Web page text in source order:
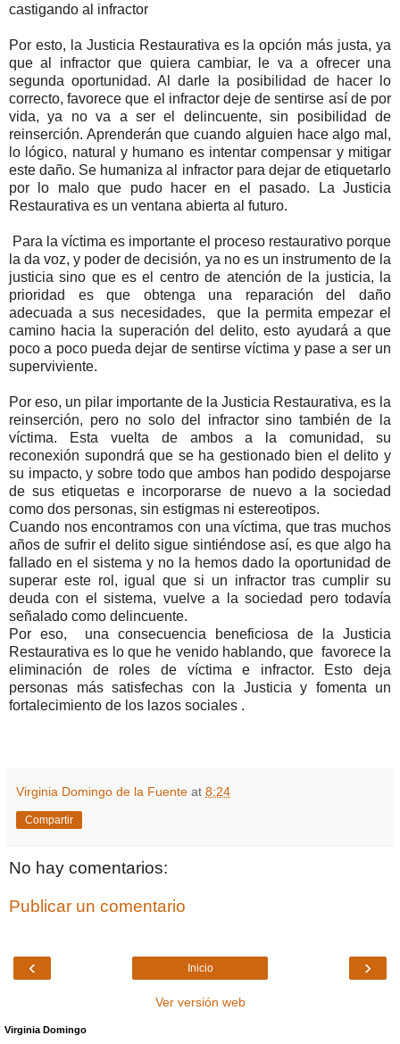
castigando al infractor
Por esto, la Justicia Restaurativa es la opción más justa, ya
que al infractor que quiera cambiar, le va a ofrecer una
segunda oportunidad. Al darle la posibilidad de hacer lo
correcto, favorece que el infractor deje de sentirse así de por
vida, ya no va a ser el delincuente, sin posibilidad de
reinserción. Aprenderán que cuando alguien hace algo mal,
lo lógico, natural y humano es intentar compensar y mitigar
este daño. Se humaniza al infractor para dejar de etiquetarlo
por lo malo que pudo hacer en el pasado. La Justicia
Restaurativa es un ventana abierta al futuro.
Para la víctima es importante el proceso restaurativo porque
la da voz, y poder de decisión, ya no es un instrumento de la
justicia sino que es el centro de atención de la justicia, la
prioridad es que obtenga una reparación del daño
adecuada a sus necesidades, que la permita empezar el
camino hacia la superación del delito, esto ayudará a que
poco a poco pueda dejar de sentirse víctima y pase a ser un
superviviente.
Por eso, un pilar importante de la Justicia Restaurativa, es la
reinserción, pero no solo del infractor sino también de la
víctima. Esta vuelta de ambos a la comunidad, su
reconexión supondrá que se ha gestionado bien el delito y
su impacto, y sobre todo que ambos han podido despojarse
de sus etiquetas e incorporarse de nuevo a la sociedad
como dos personas, sin estigmas ni estereotipos.
Cuando nos encontramos con una víctima, que tras muchos
años de sufrir el delito sigue sintiéndose así, es que algo ha
fallado en el sistema y no la hemos dado la oportunidad de
superar este rol, igual que si un infractor tras cumplir su
deuda con el sistema, vuelve a la sociedad pero todavía
señalado como delincuente.
Por eso, una consecuencia beneficiosa de la Justicia
Restaurativa es lo que he venido hablando, que favorece la
eliminación de roles de víctima e infractor. Esto deja
personas más satisfechas con la Justicia y fomenta un
fortalecimiento de los lazos sociales .
Virginia Domingo de la Fuente at 8:24
Compartir
No hay comentarios:
Publicar un comentario
‹ ›
Inicio
Ver versión web
Virginia Domingo